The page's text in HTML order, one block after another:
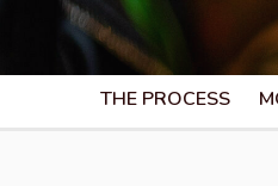
THE PROCESS